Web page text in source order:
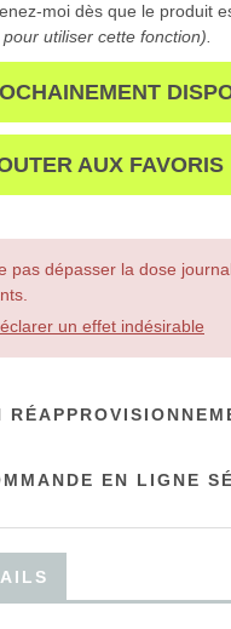
moi dès que le produit
utiliser cette fonction).
AUX FAVORIS
pas dépasser la dose
un effet indésirable
EN LIGNE